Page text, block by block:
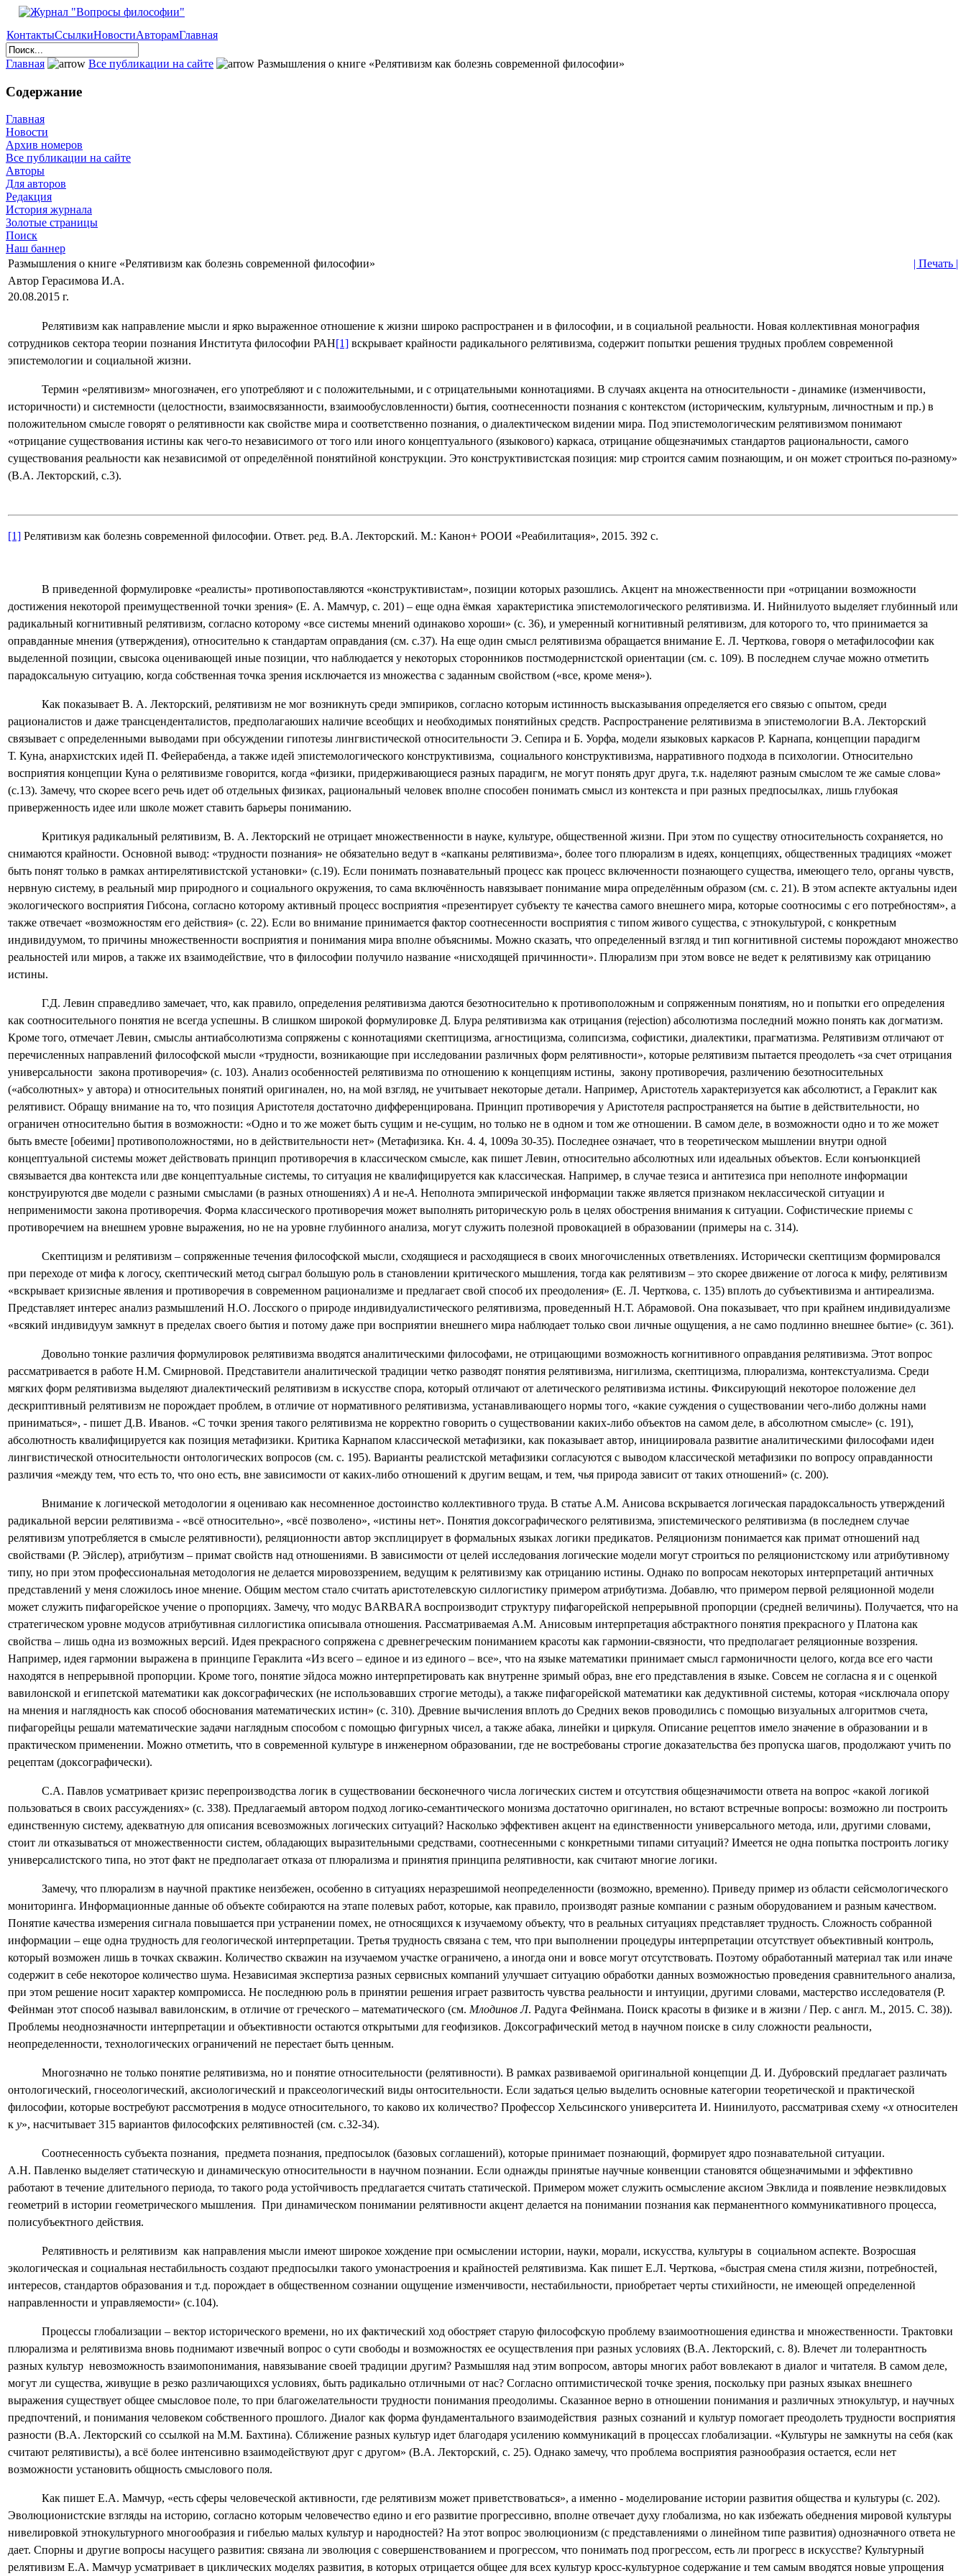
КонтактыСсылкиНовостиАвторамГлавная
Главная Все публикации на сайте Размышления о книге «Релятивизм как болезнь современной философии»
Содержание
Главная
Новости
Архив номеров
Все публикации на сайте
Авторы
Для авторов
Редакция
История журнала
Золотые страницы
Поиск
Наш баннер
Размышления о книге «Релятивизм как болезнь современной философии»
| Печать |
Автор Герасимова И.А.
20.08.2015 г.
Релятивизм как направление мысли и ярко выраженное отношение к жизни широко распространен и в философии, и в социальной реальности. Новая коллективная монография
сотрудников сектора теории познания Института философии РАН[1] вскрывает крайности радикального релятивизма, содержит попытки решения трудных проблем современной
эпистемологии и социальной жизни.
Термин «релятивизм» многозначен, его употребляют и с положительными, и с отрицательными коннотациями. В случаях акцента на относительности - динамике (изменчивости,
историчности) и системности (целостности, взаимосвязанности, взаимообусловленности) бытия, соотнесенности познания с контекстом (историческим, культурным, личностным и пр.) в
положительном смысле говорят о релятивности как свойстве мира и соответственно познания, о диалектическом видении мира. Под эпистемологическим релятивизмом понимают
«отрицание существования истины как чего-то независимого от того или иного концептуального (языкового) каркаса, отрицание общезначимых стандартов рациональности, самого
существования реальности как независимой от определённой понятийной конструкции. Это конструктивистская позиция: мир строится самим познающим, и он может строиться по-разному»
(В.А. Лекторский, с.3).
[1] Релятивизм как болезнь современной философии. Ответ. ред. В.А. Лекторский. М.: Канон+ РООИ «Реабилитация», 2015. 392 с.
В приведенной формулировке «реалисты» противопоставляются «конструктивистам», позиции которых разошлись. Акцент на множественности при «отрицании возможности
достижения некоторой преимущественной точки зрения» (Е. А. Мамчур, с. 201) – еще одна ёмкая характеристика эпистемологического релятивизма. И. Нийнилуото выделяет глубинный или
радикальный когнитивный релятивизм, согласно которому «все системы мнений одинаково хороши» (с. 36), и умеренный когнитивный релятивизм, для которого то, что принимается за
оправданные мнения (утверждения), относительно к стандартам оправдания (см. с.37). На еще один смысл релятивизма обращается внимание Е. Л. Черткова, говоря о метафилософии как
выделенной позиции, свысока оценивающей иные позиции, что наблюдается у некоторых сторонников постмодернистской ориентации (см. с. 109). В последнем случае можно отметить
парадоксальную ситуацию, когда собственная точка зрения исключается из множества с заданным свойством («все, кроме меня»).
Как показывает В. А. Лекторский, релятивизм не мог возникнуть среди эмпириков, согласно которым истинность высказывания определяется его связью с опытом, среди
рационалистов и даже трансценденталистов, предполагаюших наличие всеобщих и необходимых понятийных средств. Распространение релятивизма в эпистемологии В.А. Лекторский
связывает с определенными выводами при обсуждении гипотезы лингвистической относительности Э. Сепира и Б. Уорфа, модели языковых каркасов Р. Карнапа, концепции парадигм
Т. Куна, анархистских идей П. Фейерабенда, а также идей эпистемологического конструктивизма, социального конструктивизма, нарративного подхода в психологии. Относительно
восприятия концепции Куна о релятивизме говорится, когда «физики, придерживающиеся разных парадигм, не могут понять друг друга, т.к. наделяют разным смыслом те же самые слова»
(с.13). Замечу, что скорее всего речь идет об отдельных физиках, рациональный человек вполне способен понимать смысл из контекста и при разных предпосылках, лишь глубокая
приверженность идее или школе может ставить барьеры пониманию.
Критикуя радикальный релятивизм, В. А. Лекторский не отрицает множественности в науке, культуре, общественной жизни. При этом по существу относительность сохраняется, но
снимаются крайности. Основной вывод: «трудности познания» не обязательно ведут в «капканы релятивизма», более того плюрализм в идеях, концепциях, общественных традициях «может
быть понят только в рамках антирелятивистской установки» (с.19). Если понимать познавательный процесс как процесс включенности познающего существа, имеющего тело, органы чувств,
нервную систему, в реальный мир природного и социального окружения, то сама включённость навязывает понимание мира определённым образом (см. с. 21). В этом аспекте актуальны идеи
экологического восприятия Гибсона, согласно которому активный процесс восприятия «презентирует субъекту те качества самого внешнего мира, которые соотносимы с его потребностям», а
также отвечает «возможностям его действия» (с. 22). Если во внимание принимается фактор соотнесенности восприятия с типом живого существа, с этнокультурой, с конкретным
индивидуумом, то причины множественности восприятия и понимания мира вполне объяснимы. Можно сказать, что определенный взгляд и тип когнитивной системы порождают множество
реальностей или миров, а также их взаимодействие, что в философии получило название «нисходящей причинности». Плюрализм при этом вовсе не ведет к релятивизму как отрицанию
истины.
Г.Д. Левин справедливо замечает, что, как правило, определения релятивизма даются безотносительно к противоположным и сопряженным понятиям, но и попытки его определения
как соотносительного понятия не всегда успешны. В слишком широкой формулировке Д. Блура релятивизма как отрицания (rejection) абсолютизма последний можно понять как догматизм.
Кроме того, отмечает Левин, смыслы антиабсолютизма сопряжены с коннотациями скептицизма, агностицизма, солипсизма, софистики, диалектики, прагматизма. Релятивизм отличают от
перечисленных направлений философской мысли «трудности, возникающие при исследовании различных форм релятивности», которые релятивизм пытается преодолеть «за счет отрицания
универсальности закона противоречия» (с. 103). Анализ особенностей релятивизма по отношению к концепциям истины, закону противоречия, различению безотносительных
(«абсолютных» у автора) и относительных понятий оригинален, но, на мой взгляд, не учитывает некоторые детали. Например, Аристотель характеризуется как абсолютист, а Гераклит как
релятивист. Обращу внимание на то, что позиция Аристотеля достаточно дифференцирована. Принцип противоречия у Аристотеля распространяется на бытие в действительности, но
ограничен относительно бытия в возможности: «Одно и то же может быть сущим и не-сущим, но только не в одном и том же отношении. В самом деле, в возможности одно и то же может
быть вместе [обеими] противоположностями, но в действительности нет» (Метафизика. Кн. 4. 4, 1009а 30-35). Последнее означает, что в теоретическом мышлении внутри одной
концептуальной системы может действовать принцип противоречия в классическом смысле, как пишет Левин, относительно абсолютных или идеальных объектов. Если конъюнкцией
связывается два контекста или две концептуальные системы, то ситуация не квалифицируется как классическая. Например, в случае тезиса и антитезиса при неполноте информации
конструируются две модели с разными смыслами (в разных отношениях)А и не-А. Неполнота эмпирической информации также является признаком неклассической ситуации и
неприменимости закона противоречия. Форма классического противоречия может выполнять риторическую роль в целях обострения внимания к ситуации. Софистические приемы с
противоречием на внешнем уровне выражения, но не на уровне глубинного анализа, могут служить полезной провокацией в образовании (примеры на с. 314).
Скептицизм и релятивизм – сопряженные течения философской мысли, сходящиеся и расходящиеся в своих многочисленных ответвлениях. Исторически скептицизм формировался
при переходе от мифа к логосу, скептический метод сыграл большую роль в становлении критического мышления, тогда как релятивизм – это скорее движение от логоса к мифу, релятивизм
«вскрывает кризисные явления и противоречия в современном рационализме и предлагает свой способ их преодоления» (Е. Л. Черткова, с. 135) вплоть до субъективизма и антиреализма.
Представляет интерес анализ размышлений Н.О. Лосского о природе индивидуалистического релятивизма, проведенный Н.Т. Абрамовой. Она показывает, что при крайнем индивидуализме
«всякий индивидуум замкнут в пределах своего бытия и потому даже при восприятии внешнего мира наблюдает только свои личные ощущения, а не само подлинно внешнее бытие» (с. 361).
Довольно тонкие различия формулировок релятивизма вводятся аналитическими философами, не отрицающими возможность когнитивного оправдания релятивизма. Этот вопрос
рассматривается в работе Н.М. Смирновой. Представители аналитической традиции четко разводят понятия релятивизма, нигилизма, скептицизма, плюрализма, контекстуализма. Среди
мягких форм релятивизма выделяют диалектический релятивизм в искусстве спора, который отличают от алетического релятивизма истины. Фиксирующий некоторое положение дел
дескриптивный релятивизм не порождает проблем, в отличие от нормативного релятивизма, устанавливающего нормы того, «какие суждения о существовании чего-либо должны нами
приниматься», - пишет Д.В. Иванов. «С точки зрения такого релятивизма не корректно говорить о существовании каких-либо объектов на самом деле, в абсолютном смысле» (с. 191),
абсолютность квалифицируется как позиция метафизики. Критика Карнапом классической метафизики, как показывает автор, инициировала развитие аналитическими философами идеи
лингвистической относительности онтологических вопросов (см. с. 195). Варианты реалистской метафизики согласуются с выводом классической метафизики по вопросу оправданности
различия «между тем, что есть то, что оно есть, вне зависимости от каких-либо отношений к другим вещам, и тем, чья природа зависит от таких отношений» (с. 200).
Внимание к логической методологии я оцениваю как несомненное достоинство коллективного труда. В статье А.М. Анисова вскрывается логическая парадоксальность утверждений
радикальной версии релятивизма - «всё относительно», «всё позволено», «истины нет». Понятия доксографического релятивизма, эпистемического релятивизма (в последнем случае
релятивизм употребляется в смысле релятивности), реляционности автор эксплицирует в формальных языках логики предикатов. Реляционизм понимается как примат отношений над
свойствами (Р. Эйслер), атрибутизм – примат свойств над отношениями. В зависимости от целей исследования логические модели могут строиться по реляционистскому или атрибутивному
типу, но при этом профессиональная методология не делается мировоззрением, ведущим к релятивизму как отрицанию истины. Однако по вопросам некоторых интерпретаций античных
представлений у меня сложилось иное мнение. Общим местом стало считать аристотелевскую силлогистику примером атрибутизма. Добавлю, что примером первой реляционной модели
может служить пифагорейское учение о пропорциях. Замечу, что модус BARBARAвоспроизводит структуру пифагорейской непрерывной пропорции (средней величины). Получается, что на
стратегическом уровне модусов атрибутивная силлогистика описывала отношения. Рассматриваемая А.М. Анисовым интерпретация абстрактного понятия прекрасного у Платона как
свойства – лишь одна из возможных версий. Идея прекрасного сопряжена с древнегреческим пониманием красоты как гармонии-связности, что предполагает реляционные воззрения.
Например, идея гармонии выражена в принципе Гераклита «Из всего – единое и из единого – все», что на языке математики принимает смысл гармоничности целого, когда все его части
находятся в непрерывной пропорции. Кроме того, понятие эйдоса можно интерпретировать как внутренне зримый образ, вне его представления в языке. Совсем не согласна я и с оценкой
вавилонской и египетской математики как доксографических (не использовавших строгие методы), а также пифагорейской математики как дедуктивной системы, которая «исключала опору
на мнения и наглядность как способ обоснования математических истин» (с. 310). Древние вычисления вплоть до Средних веков проводились с помощью визуальных алгоритмов счета,
пифагорейцы решали математические задачи наглядным способом с помощью фигурных чисел, а также абака, линейки и циркуля. Описание рецептов имело значение в образовании и в
практическом применении. Можно отметить, что в современной культуре в инженерном образовании, где не востребованы строгие доказательства без пропуска шагов, продолжают учить по
рецептам (доксографически).
С.А. Павлов усматривает кризис перепроизводства логик в существовании бесконечного числа логических систем и отсутствия общезначимости ответа на вопрос «какой логикой
пользоваться в своих рассуждениях» (с. 338). Предлагаемый автором подход логико-семантического монизма достаточно оригинален, но встают встречные вопросы: возможно ли построить
единственную систему, адекватную для описания всевозможных логических ситуаций? Насколько эффективен акцент на единственности универсального метода, или, другими словами,
стоит ли отказываться от множественности систем, обладающих выразительными средствами, соотнесенными с конкретными типами ситуаций? Имеется не одна попытка построить логику
универсалистского типа, но этот факт не предполагает отказа от плюрализма и принятия принципа релятивности, как считают многие логики.
Замечу, что плюрализм в научной практике неизбежен, особенно в ситуациях неразрешимой неопределенности (возможно, временно). Приведу пример из области сейсмологического
мониторинга. Информационные данные об объекте собираются на этапе полевых работ, которые, как правило, производят разные компании с разным оборудованием и разным качеством.
Понятие качества измерения сигнала повышается при устранении помех, не относящихся к изучаемому объекту, что в реальных ситуациях представляет трудность. Сложность собранной
информации – еще одна трудность для геологической интерпретации. Третья трудность связана с тем, что при выполнении процедуры интерпретации отсутствует объективный контроль,
который возможен лишь в точках скважин. Количество скважин на изучаемом участке ограничено, а иногда они и вовсе могут отсутствовать. Поэтому обработанный материал так или иначе
содержит в себе некоторое количество шума. Независимая экспертиза разных сервисных компаний улучшает ситуацию обработки данных возможностью проведения сравнительного анализа,
при этом решение носит характер компромисса. Не последнюю роль в принятии решения играет развитость чувства реальности и интуиции, другими словами, мастерство исследователя (Р.
Фейнман этот способ называл вавилонским, в отличие от греческого – математического (см. Млодинов Л. Радуга Фейнмана. Поиск красоты в физике и в жизни / Пер. с англ. М., 2015. С. 38)).
Проблемы неоднозначности интерпретации и объективности остаются открытыми для геофизиков. Доксографический метод в научном поиске в силу сложности реальности,
неопределенности, технологических ограничений не перестает быть ценным.
Многозначно не только понятие релятивизма, но и понятие относительности (релятивности). В рамках развиваемой оригинальной концепции Д. И. Дубровский предлагает различать
онтологический, гносеологический, аксиологический и праксеологический виды онтосительности. Если задаться целью выделить основные категории теоретической и практической
философии, которые востребуют рассмотрения в модусе относительного, то каково их количество? Профессор Хельсинского университета И. Ниинилуото, рассматривая схему «x относителен
к y», насчитывает 315 вариантов философских релятивностей (см. с.32-34).
Соотнесенность субъекта познания, предмета познания, предпосылок (базовых соглашений), которые принимает познающий, формирует ядро познавательной ситуации.
А.Н. Павленко выделяет статическую и динамическую относительности в научном познании. Если однажды принятые научные конвенции становятся общезначимыми и эффективно
работают в течение длительного периода, то такого рода устойчивость предлагается считать статической. Примером может служить осмысление аксиом Эвклида и появление неэвклидовых
геометрий в истории геометрического мышления. При динамическом понимании релятивности акцент делается на понимании познания как перманентного коммуникативного процесса,
полисубъектного действия.
Релятивность и релятивизм как направления мысли имеют широкое хождение при осмыслении истории, науки, морали, искусства, культуры в социальном аспекте. Возросшая
экологическая и социальная нестабильность создают предпосылки такого умонастроения и крайностей релятивизма. Как пишет Е.Л. Черткова, «быстрая смена стиля жизни, потребностей,
интересов, стандартов образования и т.д. порождает в общественном сознании ощущение изменчивости, нестабильности, приобретает черты стихийности, не имеющей определенной
направленности и управляемости» (с.104).
Процессы глобализации – вектор исторического времени, но их фактический ход обостряет старую философскую проблему взаимоотношения единства и множественности. Трактовки
плюрализма и релятивизма вновь поднимают извечный вопрос о сути свободы и возможностях ее осуществления при разных условиях (В.А. Лекторский, с. 8). Влечет ли толерантность
разных культур невозможность взаимопонимания, навязывание своей традиции другим? Размышляя над этим вопросом, авторы многих работ вовлекают в диалог и читателя. В самом деле,
могут ли существа, живущие в резко различающихся условиях, быть радикально отличными от нас? Согласно оптимистической точке зрения, поскольку при разных языках внешнего
выражения существует общее смысловое поле, то при благожелательности трудности понимания преодолимы. Сказанное верно в отношении понимания и различных этнокультур, и научных
предпочтений, и понимания человеком собственного прошлого. Диалог как форма фундаментального взаимодействия разных сознаний и культур помогает преодолеть трудности восприятия
разности (В.А. Лекторский со ссылкой на М.М. Бахтина). Сближение разных культур идет благодаря усилению коммуникаций в процессах глобализации. «Культуры не замкнуты на себя (как
считают релятивисты), а всё более интенсивно взаимодействуют друг с другом» (В.А. Лекторский, с. 25). Однако замечу, что проблема восприятия разнообразия остается, если нет
возможности установить общность смыслового поля.
Как пишет Е.А. Мамчур, «есть сферы человеческой активности, где релятивизм может приветствоваться», а именно - моделирование истории развития общества и культуры (с. 202).
Эволюционистские взгляды на историю, согласно которым человечество едино и его развитие прогрессивно, вполне отвечает духу глобализма, но как избежать обеднения мировой культуры
нивелировкой этнокультурного многообразия и гибелью малых культур и народностей? На этот вопрос эволюционизм (с представлениями о линейном типе развития) однозначного ответа не
дает. Спорны и другие вопросы насущего развития: связана ли эволюция с совершенствованием и прогрессом, что понимать под прогрессом, есть ли прогресс в искусстве? Культурный
релятивизм Е.А. Мамчур усматривает в циклических моделях развития, в которых отрицается общее для всех культур кросс-культурное содержание и тем самым вводятся новые упрощения